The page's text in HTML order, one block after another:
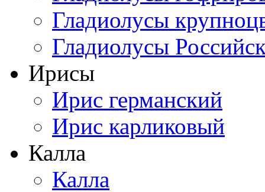
Гладиолусы
Гладиолусы
Ирисы
Ирис германский
Ирис карликовый
Калла
Калла